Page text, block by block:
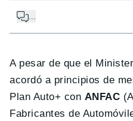
...
A pesar de que el
acordó a principios de
Plan Auto+ con ANFAC
Fabricantes de